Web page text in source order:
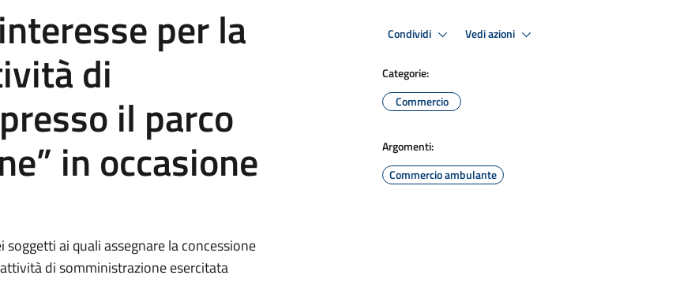
per la
di
il parco
in occasione
ai quali assegnare la concessione
di somministrazione esercitata
Condividi Vedi azioni
Categorie:
Commercio
Argomenti:
Commercio ambulante